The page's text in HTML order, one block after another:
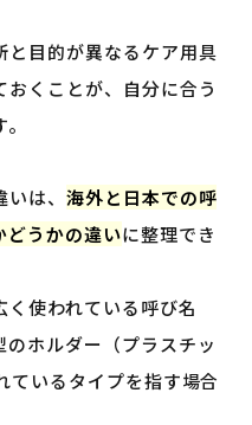
と目的が異なるケア用具
くことが、自分に合う
は、 海外と日本での呼
どうかの違いに整理でき
使われている呼び名
ホルダー（プラスチッ
ているタイプを指す場合